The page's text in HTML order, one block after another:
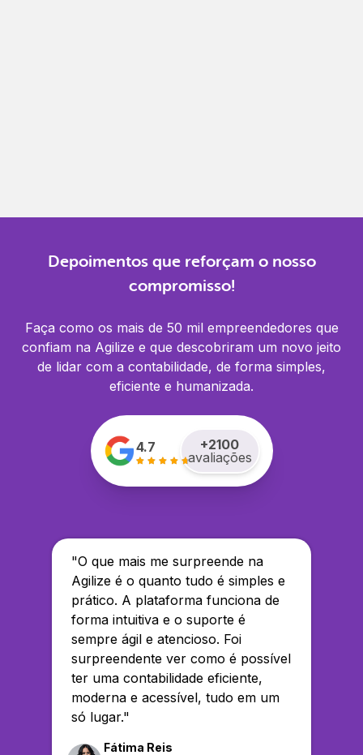
Depoimentos que reforçam o nosso
compromisso!
Faça como os mais de 50 mil empreendedores que
confiam na Agilize e que descobriram um novo jeito
de lidar com a contabilidade, de forma simples,
eficiente e humanizada.
4.7 +2100
avaliações
"O que mais me surpreende na
Agilize é o quanto tudo é simples e
prático. A plataforma funciona de
forma intuitiva e o suporte é
sempre ágil e atencioso. Foi
surpreendente ver como é possível
ter uma contabilidade eficiente,
moderna e acessível, tudo em um
só lugar."
Fátima Reis